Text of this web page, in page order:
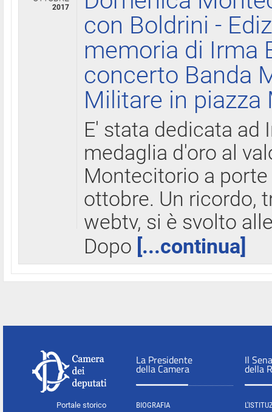
2017
con Boldrini -
memoria di Irma
concerto Banda
Militare in
E' stata dedicata ad
medaglia d'oro al
Montecitorio a
ottobre. Un ricordo,
webtv, si è svolto
Dopo [...continua]
Portale storico
La Presidente
della Camera
BIOGRAFIA
Il
della